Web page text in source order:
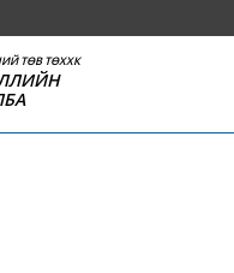
ТӨВ ТӨХХК